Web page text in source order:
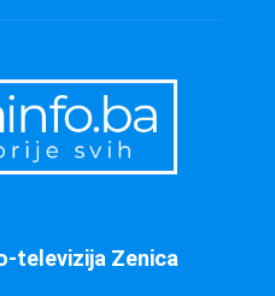
televizija Zenica